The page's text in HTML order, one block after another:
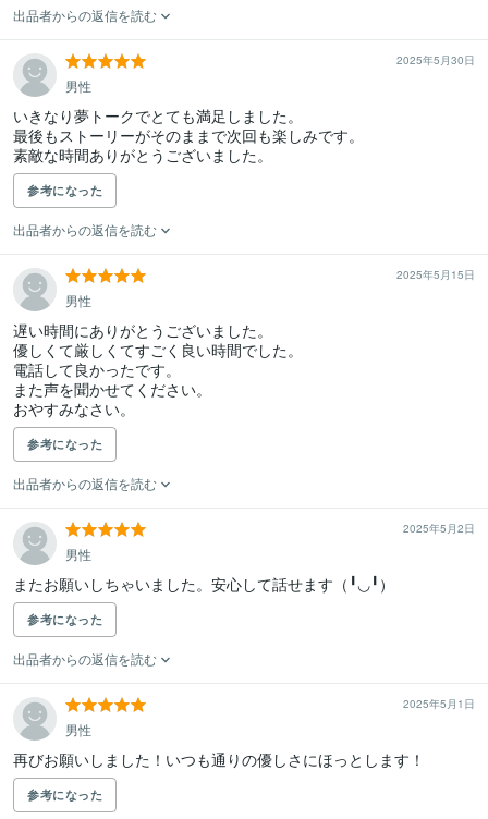
出品者からの返信を読む
2025年5月30日
男性
いきなり夢トークでとても満足しました。
最後もストーリーがそのままで次回も楽しみです。
素敵な時間ありがとうございました。
参考になった
出品者からの返信を読む
2025年5月15日
男性
遅い時間にありがとうございました。
優しくて厳しくてすごく良い時間でした。
電話して良かったです。
また声を聞かせてください。
おやすみなさい。
参考になった
出品者からの返信を読む
2025年5月2日
男性
またお願いしちゃいました。安心して話せます（╹◡╹）
参考になった
出品者からの返信を読む
2025年5月1日
男性
再びお願いしました！いつも通りの優しさにほっとします！
参考になった